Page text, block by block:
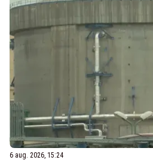
6 aug. 2026, 15:24